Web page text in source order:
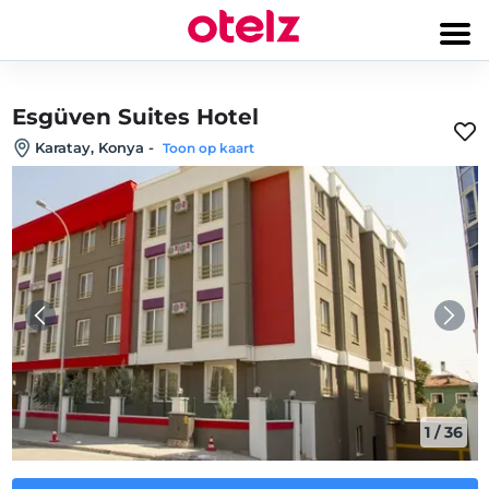
Esgüven Suites Hotel
Karatay, Konya - Toon op kaart
1 /36